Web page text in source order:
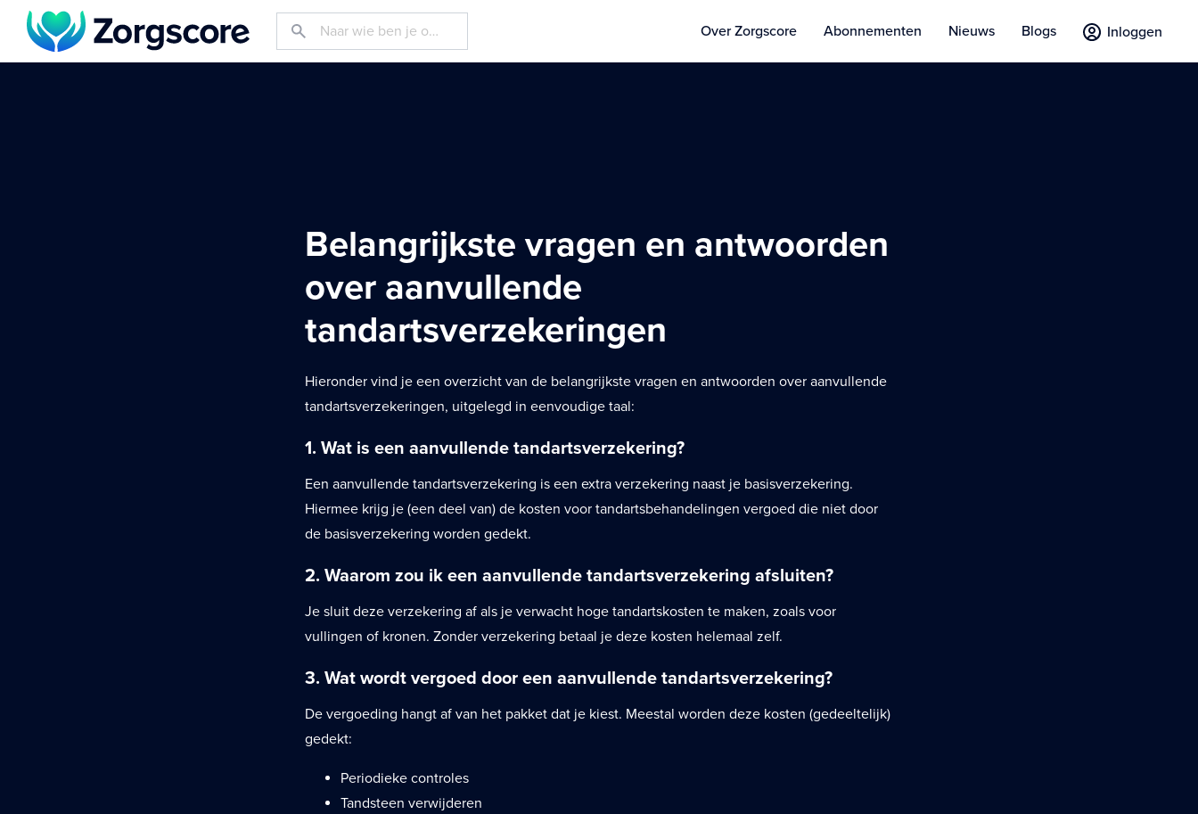
Over Zorgscore Abonnementen Nieuws Blogs Inloggen
Belangrijkste vragen en antwoorden
over aanvullende
tandartsverzekeringen
Hieronder vind je een overzicht van de belangrijkste vragen en antwoorden over aanvullende
tandartsverzekeringen, uitgelegd in eenvoudige taal:
1. Wat is een aanvullende tandartsverzekering?
Een aanvullende tandartsverzekering is een extra verzekering naast je basisverzekering.
Hiermee krijg je (een deel van) de kosten voor tandartsbehandelingen vergoed die niet door
de basisverzekering worden gedekt.
2. Waarom zou ik een aanvullende tandartsverzekering afsluiten?
Je sluit deze verzekering af als je verwacht hoge tandartskosten te maken, zoals voor
vullingen of kronen. Zonder verzekering betaal je deze kosten helemaal zelf.
3. Wat wordt vergoed door een aanvullende tandartsverzekering?
De vergoeding hangt af van het pakket dat je kiest. Meestal worden deze kosten (gedeeltelijk)
gedekt:
Periodieke controles
Tandsteen verwijderen